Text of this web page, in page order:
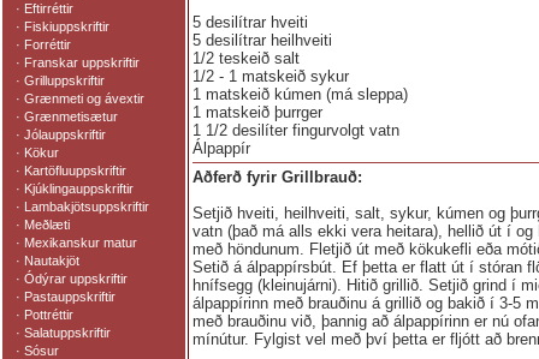
5 desilítrar hveiti
5 desilítrar heilhveiti
1/2 teskeið salt
1/2 - 1 matskeið sykur
1 matskeið kúmen (má sleppa)
1 matskeið þurrger
1 1/2 desilíter fingurvolgt vatn
Álpappír
Aðferð fyrir Grillbrauð:
Setjið hveiti, heilhveiti, salt, sykur, kúmen og
vatn (það má alls ekki vera heitara), hellið út í
með höndunum. Fletjið út með kökukefli eða
Setið á álpappírsbút. Ef þetta er flatt út í stóran
hnífsegg (kleinujárni). Hitið grillið. Setjið grind í
álpappírinn með brauðinu á grillið og bakið í 3-5
með brauðinu við, þannig að álpappírinn er nú
mínútur. Fylgist vel með því þetta er fljótt að
· Eftirréttir
· Fiskiuppskriftir
· Forréttir
· Franskar uppskriftir
· Grilluppskriftir
· Grænmeti og ávextir
· Grænmetisætur
· Jólauppskriftir
· Kökur
· Kartöfluuppskriftir
· Kjúklingauppskriftir
· Lambakjötsuppskriftir
· Meðlæti
· Mexikanskur matur
· Nautakjöt
· Ódýrar uppskriftir
· Pastauppskriftir
· Pottréttir
· Salatuppskriftir
· Sósur